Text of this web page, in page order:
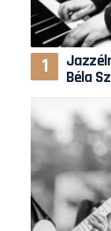
Béla